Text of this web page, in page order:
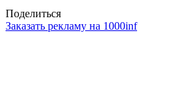
Поделиться
Заказать рекламу на 1000inf